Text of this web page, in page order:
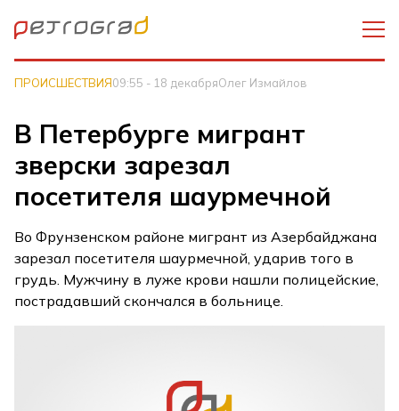
ПРОИСШЕСТВИЯ09:55 - 18 декабряОлег Измайлов
В Петербурге мигрант
зверски зарезал
посетителя шаурмечной
Во Фрунзенском районе мигрант из Азербайджана
зарезал посетителя шаурмечной, ударив того в
грудь. Мужчину в луже крови нашли полицейские,
пострадавший скончался в больнице.